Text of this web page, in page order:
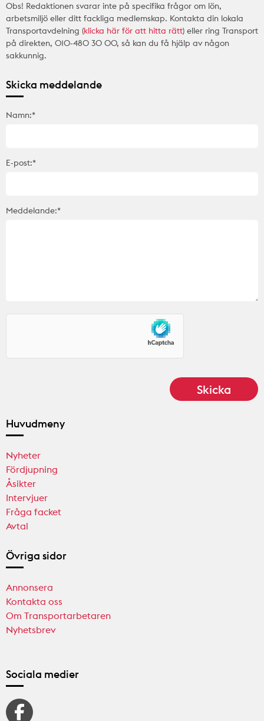
Obs! Redaktionen svarar inte på specifika frågor om lön,
arbetsmiljö eller ditt fackliga medlemskap. Kontakta din lokala
Transportavdelning (klicka här för att hitta rätt) eller ring Transport
på direkten, 010-480 30 00, så kan du få hjälp av någon
sakkunnig.
Skicka meddelande
Namn:*
E-post:*
Meddelande:*
Huvudmeny
Nyheter
Fördjupning
Åsikter
Intervjuer
Fråga facket
Avtal
Övriga sidor
Annonsera
Kontakta oss
Om Transportarbetaren
Nyhetsbrev
Sociala medier